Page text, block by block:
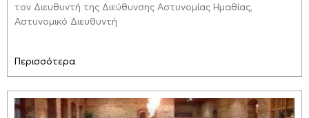
τον Διευθυντή της Διεύθυνσης Αστυνομίας Ημαθίας,
Αστυνομικό Διευθυντή
Περισσότερα